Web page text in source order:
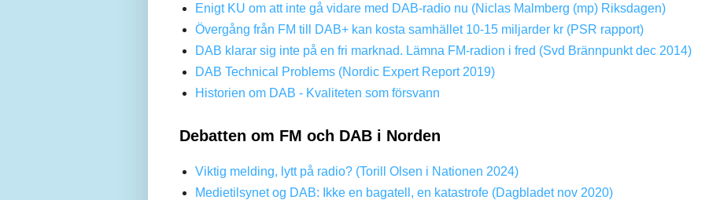
Enigt KU om att inte gå vidare med DAB-radio nu (Niclas Malmberg (mp) Riksdagen)
Övergång från FM till DAB+ kan kosta samhället 10-15 miljarder kr (PSR rapport)
DAB klarar sig inte på en fri marknad. Lämna FM-radion i fred (Svd Brännpunkt dec 2014)
DAB Technical Problems (Nordic Expert Report 2019)
Historien om DAB - Kvaliteten som försvann
Debatten om FM och DAB i Norden
Viktig melding, lytt på radio? (Torill Olsen i Nationen 2024)
Medietilsynet og DAB: Ikke en bagatell, en katastrofe (Dagbladet nov 2020)